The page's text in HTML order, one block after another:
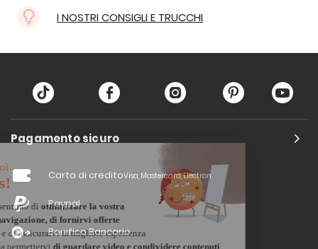
I NOSTRI CONSIGLI E TRUCCHI
Pagamento sicuro
Carta di creditoVisa, Mastercard, Electron
Paypal
Bonifico Bancario